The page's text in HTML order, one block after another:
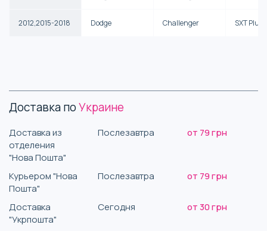
2012,2015-2018 Dodge Challenger SXT Plus
Доставка поУкраине
Доставка из
отделения
"Нова Пошта"
Послезавтра от 79 грн
Курьером "Нова
Пошта"
Послезавтра от 79 грн
Доставка
"Укрпошта"
Сегодня от 30 грн